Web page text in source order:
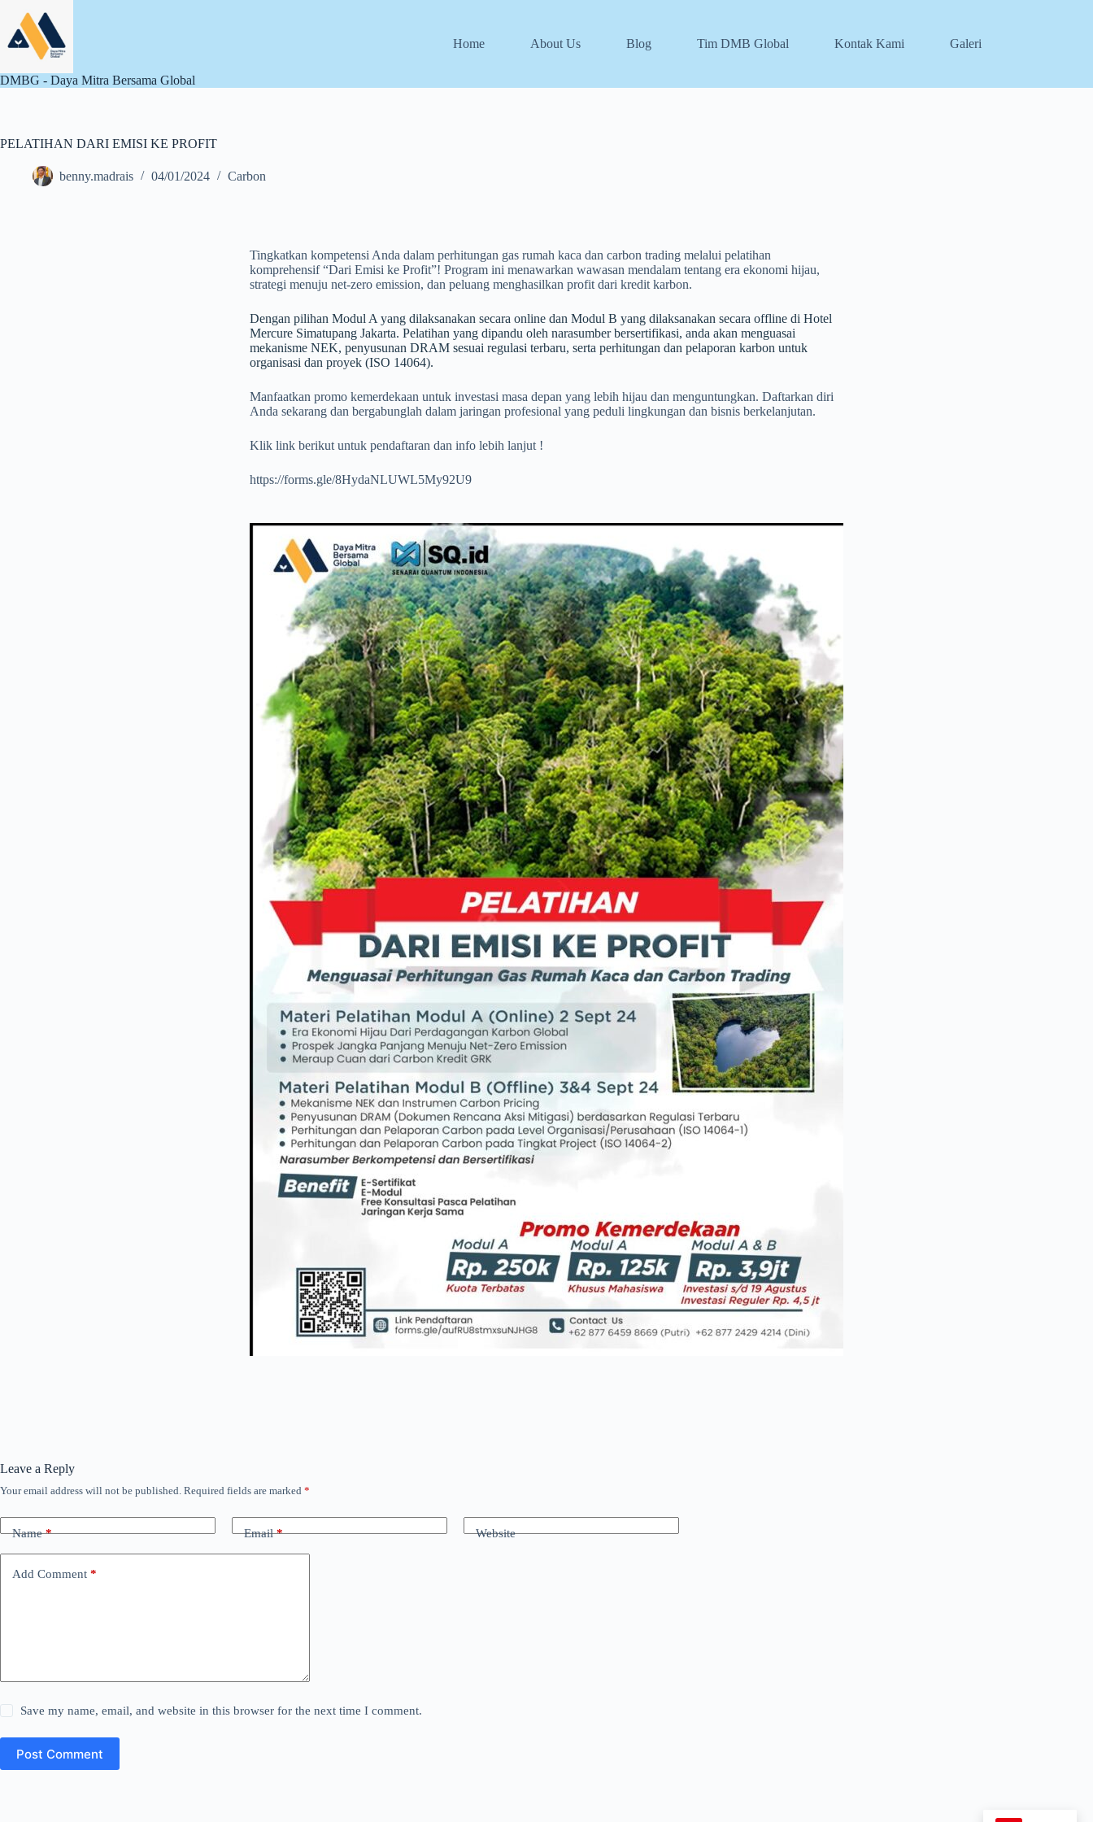
DMBG - Daya Mitra Bersama Global
Home About Us Blog Tim DMB Global Kontak Kami Galeri
PELATIHAN DARI EMISI KE PROFIT
benny.madrais 04/01/2024 Carbon
Tingkatkan kompetensi Anda dalam perhitungan gas rumah kaca dan carbon trading melalui pelatihan
komprehensif “Dari Emisi ke Profit”! Program ini menawarkan wawasan mendalam tentang era ekonomi hijau,
strategi menuju net-zero emission, dan peluang menghasilkan profit dari kredit karbon.
Dengan pilihan Modul A yang dilaksanakan secara online dan Modul B yang dilaksanakan secara offline di Hotel
Mercure Simatupang Jakarta. Pelatihan yang dipandu oleh narasumber bersertifikasi, anda akan menguasai
mekanisme NEK, penyusunan DRAM sesuai regulasi terbaru, serta perhitungan dan pelaporan karbon untuk
organisasi dan proyek (ISO 14064).
Manfaatkan promo kemerdekaan untuk investasi masa depan yang lebih hijau dan menguntungkan. Daftarkan diri
Anda sekarang dan bergabunglah dalam jaringan profesional yang peduli lingkungan dan bisnis berkelanjutan.
Klik link berikut untuk pendaftaran dan info lebih lanjut !
https://forms.gle/8HydaNLUWL5My92U9
Leave a Reply
Your email address will not be published. Required fields are marked *
Name* Email* Website
Add Comment *
Save my name, email, and website in this browser for the next time I comment.
Post Comment